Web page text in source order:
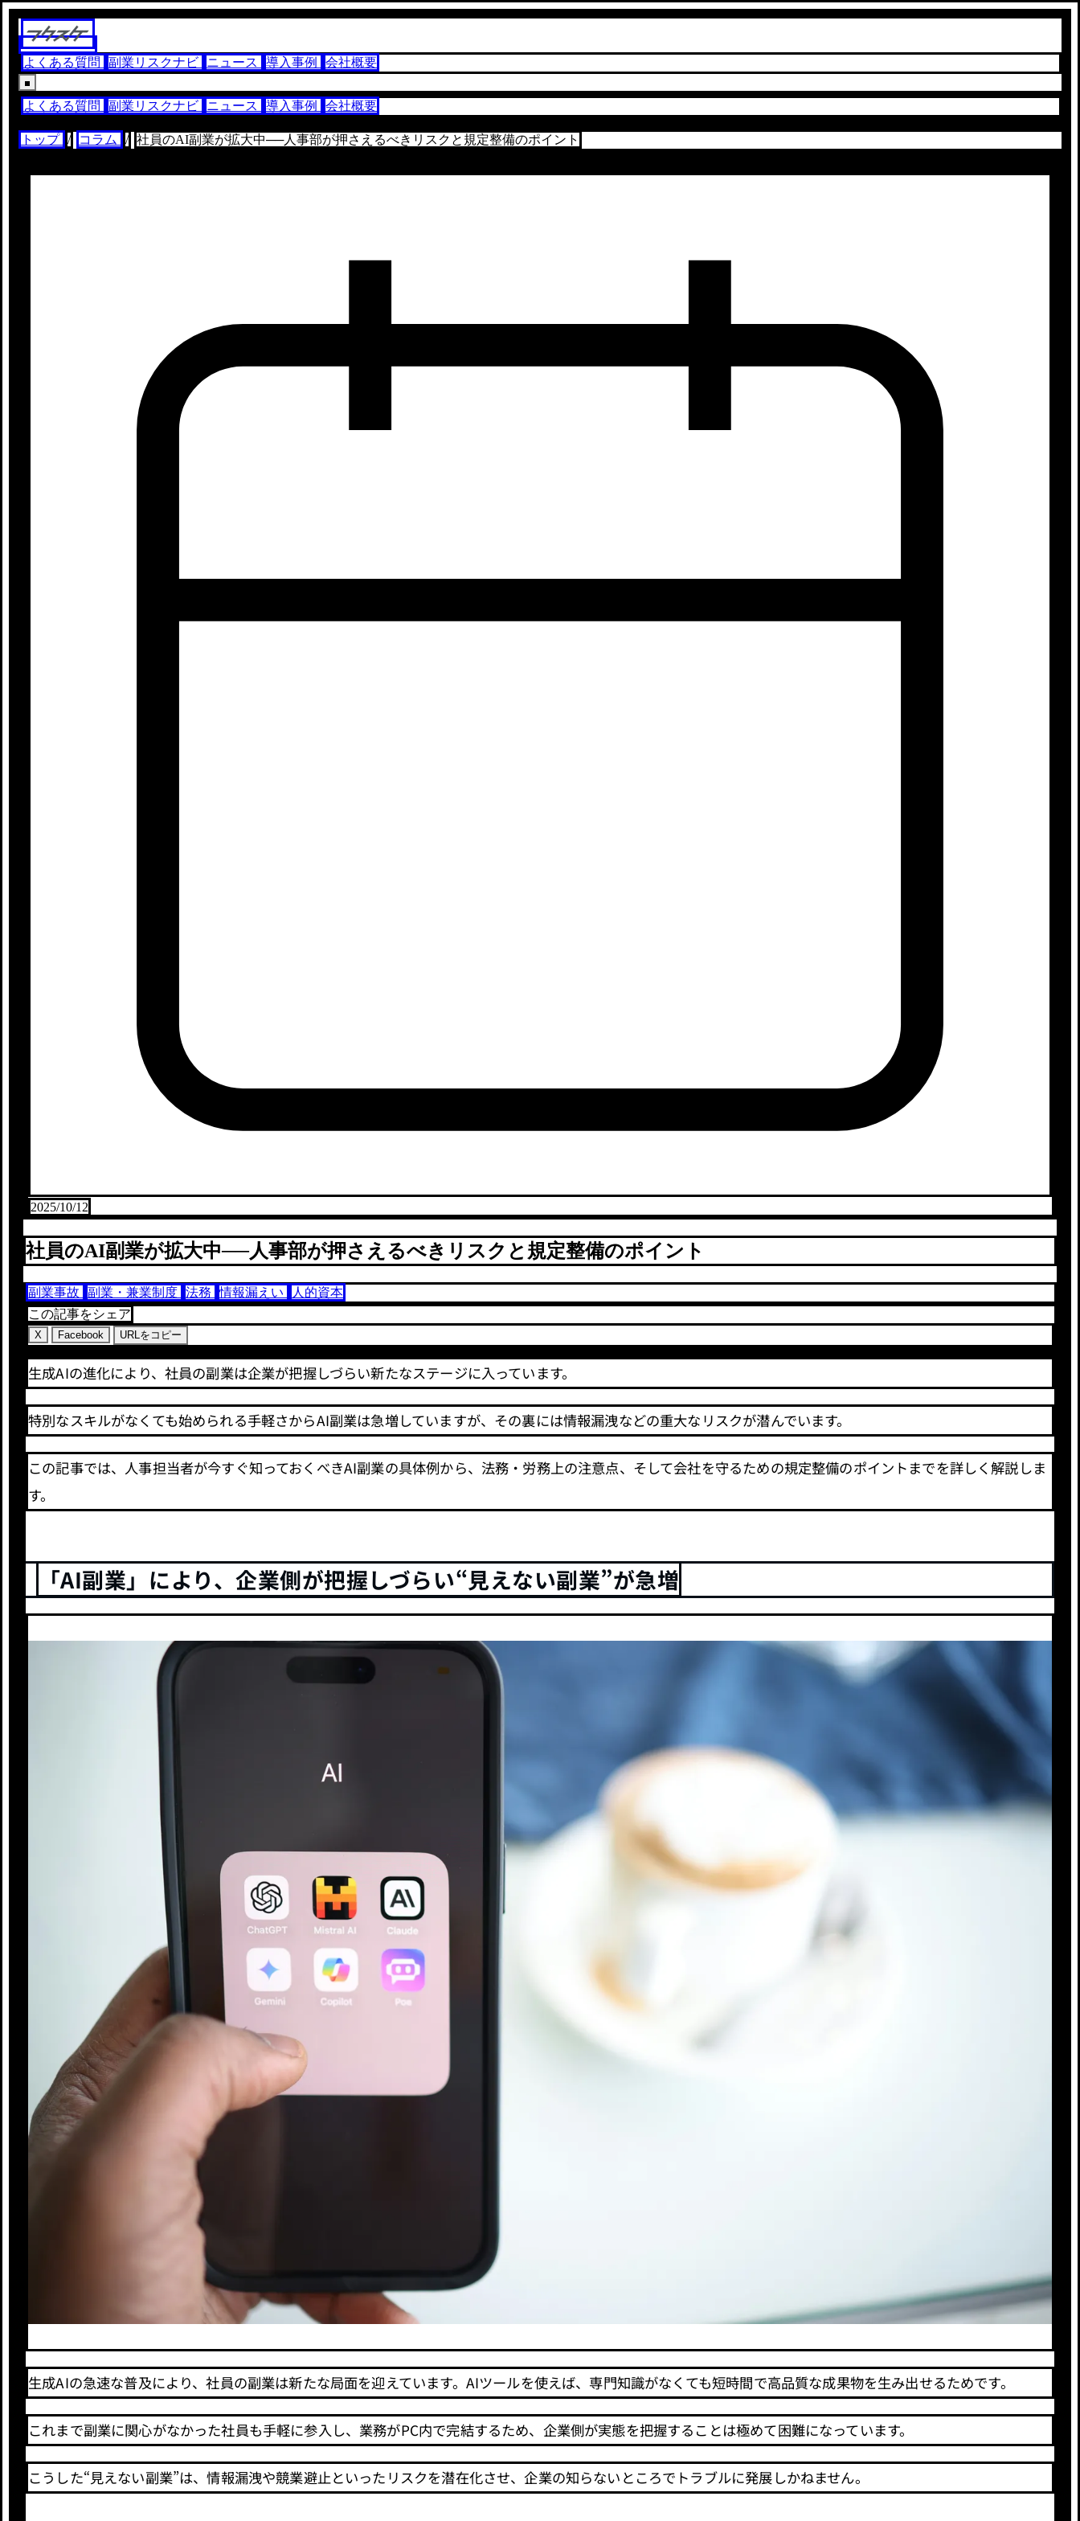
よくある質問 副業リスクナビ ニュース 導入事例 会社概要
よくある質問 副業リスクナビ ニュース 導入事例 会社概要
トップ / コラム / 社員のAI副業が拡大中──人事部が押さえるべきリスクと規定整備のポイント
2025/10/12
社員のAI副業が拡大中──人事部が押さえるべきリスクと規定整備のポイント
副業事故 副業・兼業制度 法務 情報漏えい
人的資本
この記事をシェア
X Facebook URLをコピー
生成AIの進化により、社員の副業は企業が把握しづらい新たなステージに入っています。
特別なスキルがなくても始められる手軽さからAI副業は急増していますが、その裏には情報漏洩などの重大なリスクが潜んでいます。
この記事では、人事担当者が今すぐ知っておくべきAI副業の具体例から、法務・労務上の注意点、そして会社を守るための規定整備のポイントまでを詳しく解説しま
す。
「AI副業」により、企業側が把握しづらい“見えない副業”が急増
生成AIの急速な普及により、社員の副業は新たな局面を迎えています。AIツールを使えば、専門知識がなくても短時間で高品質な成果物を生み出せるためです。
これまで副業に関心がなかった社員も手軽に参入し、業務がPC内で完結するため、企業側が実態を把握することは極めて困難になっています。
こうした“見えない副業”は、情報漏洩や競業避止といったリスクを潜在化させ、企業の知らないところでトラブルに発展しかねません。